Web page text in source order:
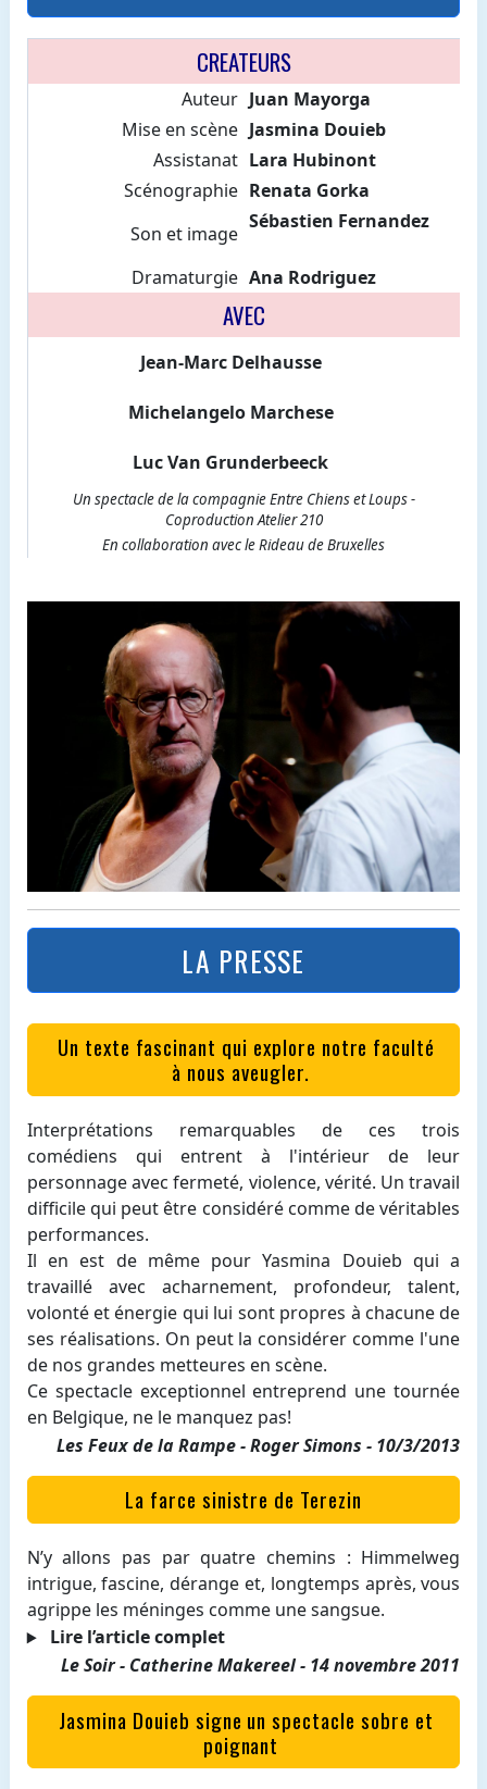
CREATEURS
Auteur Juan Mayorga
Mise en scène Jasmina Douieb
Assistanat Lara Hubinont
Scénographie Renata Gorka
Son et image
Sébastien Fernandez
Dramaturgie Ana Rodriguez
AVEC
Jean-Marc Delhausse
Michelangelo Marchese
Luc Van Grunderbeeck
Un spectacle de la compagnie Entre Chiens et Loups -
Coproduction Atelier 210
En collaboration avec le Rideau de Bruxelles
LA PRESSE
Un texte fascinant qui explore notre faculté
à nous aveugler.
Interprétations remarquables de ces trois
comédiens qui entrent à l'intérieur de leur
personnage avec fermeté, violence, vérité. Un travail
difficile qui peut être considéré comme de véritables
performances.
Il en est de même pour Yasmina Douieb qui a
travaillé avec acharnement, profondeur, talent,
volonté et énergie qui lui sont propres à chacune de
ses réalisations. On peut la considérer comme l'une
de nos grandes metteures en scène.
Ce spectacle exceptionnel entreprend une tournée
en Belgique, ne le manquez pas!
Les Feux de la Rampe - Roger Simons - 10/3/2013
La farce sinistre de Terezin
N’y allons pas par quatre chemins : Himmelweg
intrigue, fascine, dérange et, longtemps après, vous
agrippe les méninges comme une sangsue.
Lire l’article complet
Le Soir - Catherine Makereel - 14 novembre 2011
Jasmina Douieb signe un spectacle sobre et
poignant